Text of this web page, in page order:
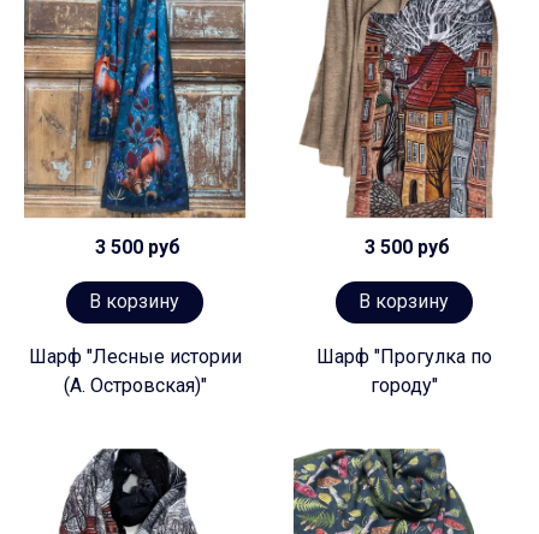
3 500 руб
В корзину
Шарф "Лесные истории
(А. Островская)"
3 500 руб
В корзину
Шарф "Прогулка по
городу"